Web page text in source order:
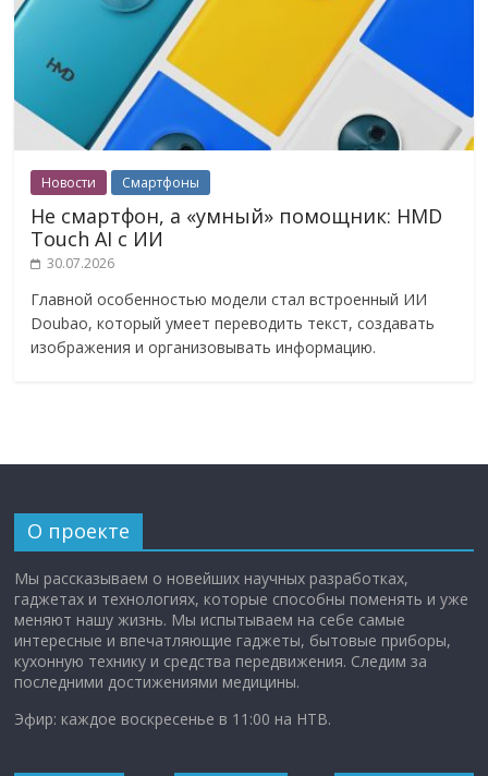
Новости Смартфоны
Не смартфон, а «умный» помощник: HMD
Touch AI с ИИ
30.07.2026
Главной особенностью модели стал встроенный ИИ
Doubao, который умеет переводить текст, создавать
изображения и организовывать информацию.
О проекте
Мы рассказываем о новейших научных разработках,
гаджетах и технологиях, которые способны поменять и уже
меняют нашу жизнь. Мы испытываем на себе самые
интересные и впечатляющие гаджеты, бытовые приборы,
кухонную технику и средства передвижения. Следим за
последними достижениями медицины.
Эфир: каждое воскресенье в 11:00 на НТВ.